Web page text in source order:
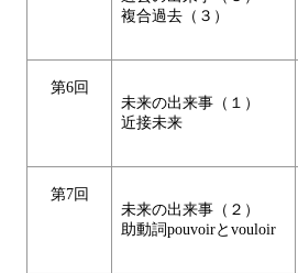
複合過去（３）
第6回
未来の出来事（１）
近接未来
第7回
未来の出来事（２）
助動詞pouvoirとvouloir